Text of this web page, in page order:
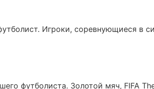
Игроки, соревнующиеся в
футболиста. Золотой мяч, FIFA